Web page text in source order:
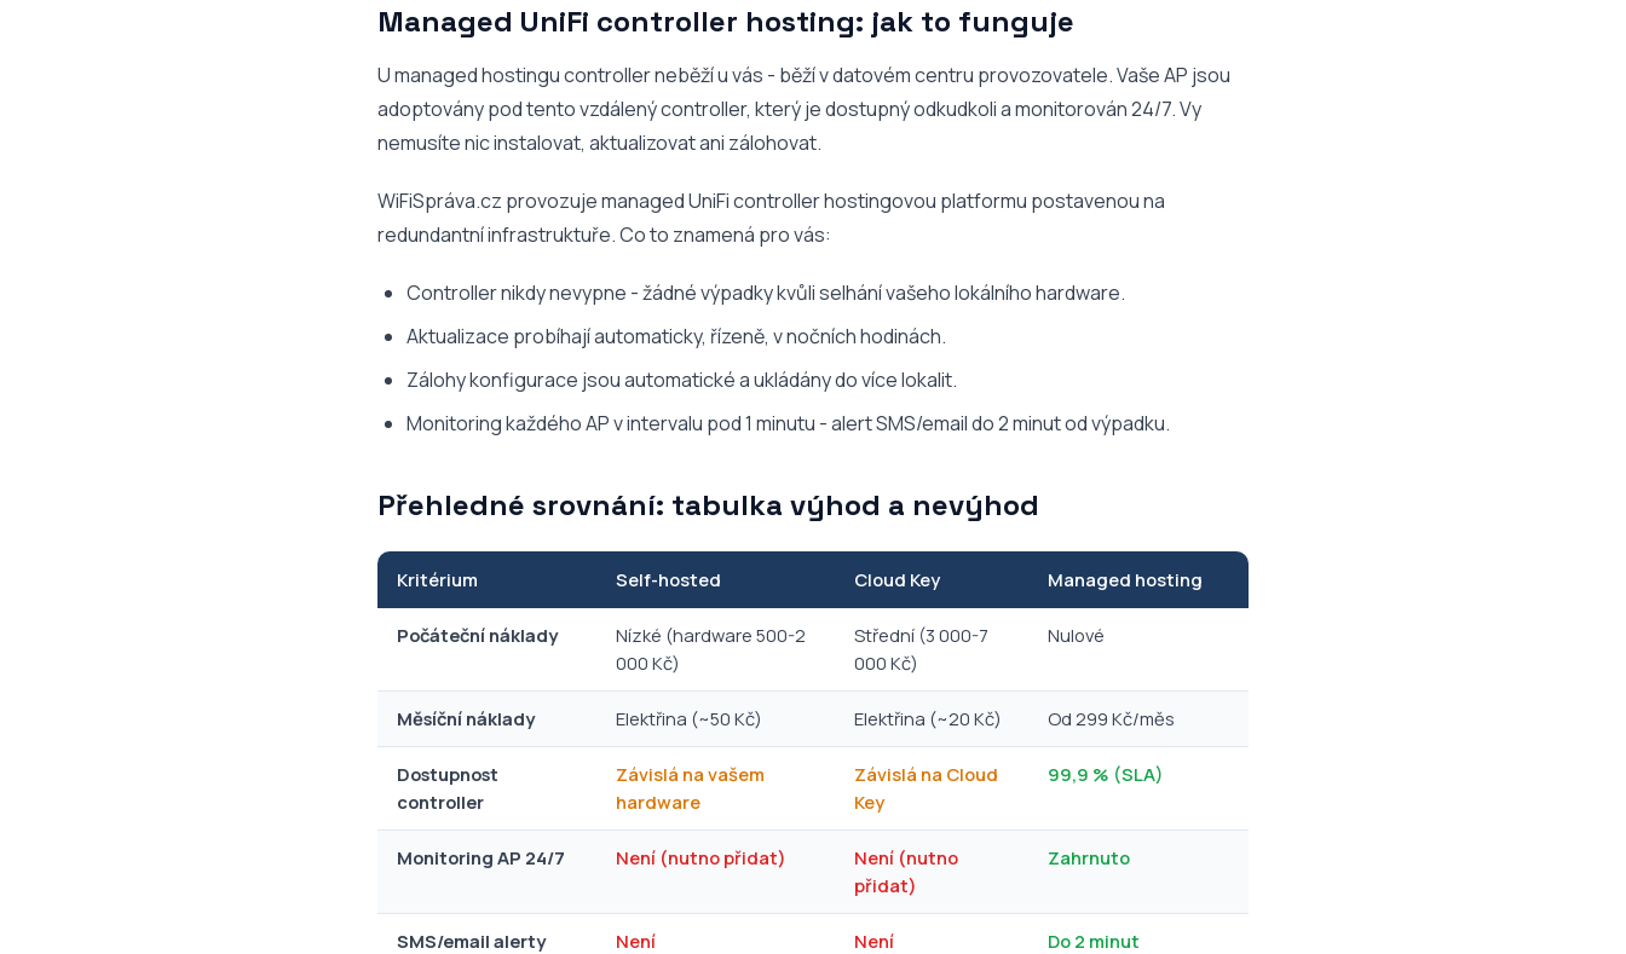
Managed UniFi controller hosting: jak to funguje
U managed hostingu controller neběží u vás - běží v datovém centru provozovatele. Vaše AP jsou
adoptovány pod tento vzdálený controller, který je dostupný odkudkoli a monitorován 24/7. Vy
nemusíte nic instalovat, aktualizovat ani zálohovat.
WiFiSpráva.cz provozuje managed UniFi controller hostingovou platformu postavenou na
redundantní infrastruktuře. Co to znamená pro vás:
Controller nikdy nevypne - žádné výpadky kvůli selhání vašeho lokálního hardware.
Aktualizace probíhají automaticky, řízeně, v nočních hodinách.
Zálohy konfigurace jsou automatické a ukládány do více lokalit.
Monitoring každého AP v intervalu pod 1 minutu - alert SMS/email do 2 minut od výpadku.
Přehledné srovnání: tabulka výhod a nevýhod
Kritérium Self-hosted Cloud Key Managed hosting
Počáteční náklady
Nízké (hardware 500-2
000 Kč)
Střední (3 000-7
000 Kč)
Nulové
Měsíční náklady Elektřina (~50 Kč) Elektřina (~20 Kč) Od 299 Kč/měs
Dostupnost
controller
Závislá na vašem
hardware
Závislá na Cloud
Key
99,9 % (SLA)
Monitoring AP 24/7 Není (nutno přidat)
Není (nutno
přidat)
Zahrnuto
SMS/email alerty Není Není Do 2 minut